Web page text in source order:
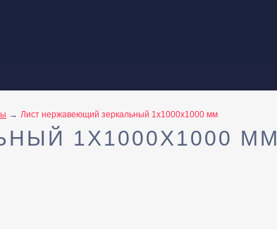
Лист нержавеющий зеркальный 1х1000х1000 мм
1Х1000Х1000 ММ